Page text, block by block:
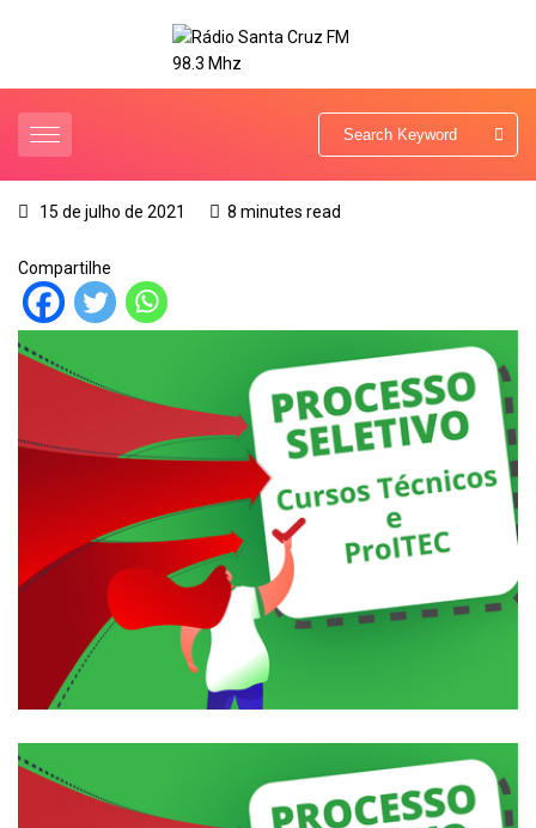
15 de julho de 2021 8 minutes read
Compartilhe